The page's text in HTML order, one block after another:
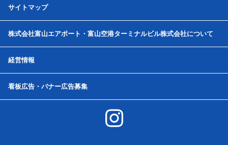
サイトマップ
株式会社富山エアポート・富山空港ターミナルビル株式会社について
経営情報
看板広告・バナー広告募集